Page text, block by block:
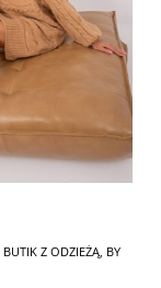
BUTIK Z ODZIEŻĄ, BY